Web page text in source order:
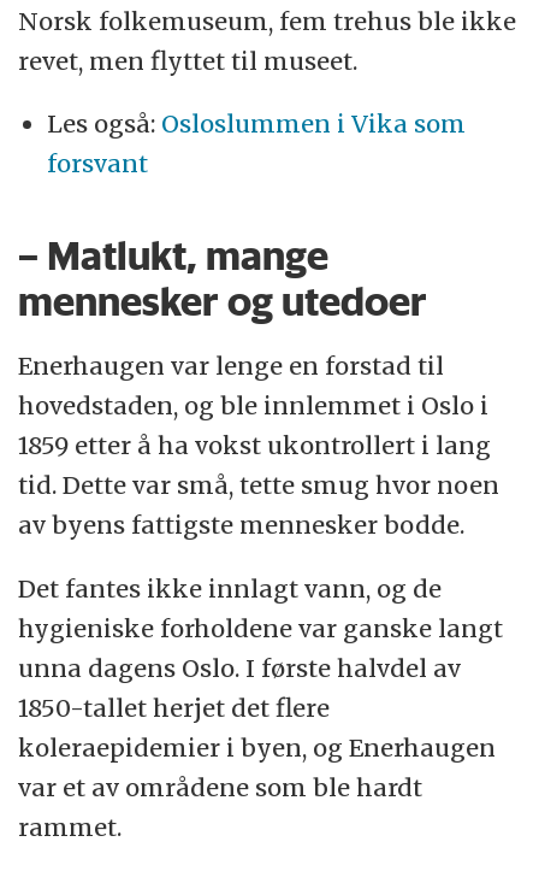
Norsk folkemuseum, fem trehus ble ikke
revet, men flyttet til museet.
Les også: Osloslummen i Vika som
forsvant
– Matlukt, mange
mennesker og utedoer
Enerhaugen var lenge en forstad til
hovedstaden, og ble innlemmet i Oslo i
1859 etter å ha vokst ukontrollert i lang
tid. Dette var små, tette smug hvor noen
av byens fattigste mennesker bodde.
Det fantes ikke innlagt vann, og de
hygieniske forholdene var ganske langt
unna dagens Oslo. I første halvdel av
1850-tallet herjet det flere
koleraepidemier i byen, og Enerhaugen
var et av områdene som ble hardt
rammet.